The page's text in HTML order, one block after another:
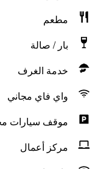
مطعم
بار / صالة
خدمة الغرف
واي فاي مجاني
موقف سيارات
مركز أعمال